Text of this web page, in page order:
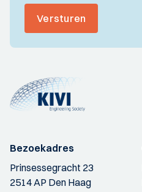
Versturen
Bezoekadres
Prinsessegracht 23
2514 AP Den Haag